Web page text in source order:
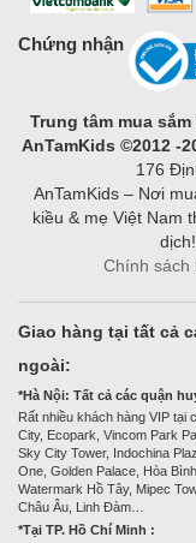
Chứng nhận
Trung tâm mua
AnTamKids ©2012 -
176
AnTamKids – Nơi
kiều & mẹ Việt Nam
Chính sách
Giao hàng tại tất cả
ngoài:
*Hà Nội: Tất cả các quận
Rất nhiều khách hàng VIP tại
City, Ecopark, Vincom Park
Sky City Tower, Indochina
One, Golden Palace, Hòa
Watermark Hồ Tây, Mipec
Châu Âu, Linh Đàm…
*Tại TP. Hồ Chí Minh :